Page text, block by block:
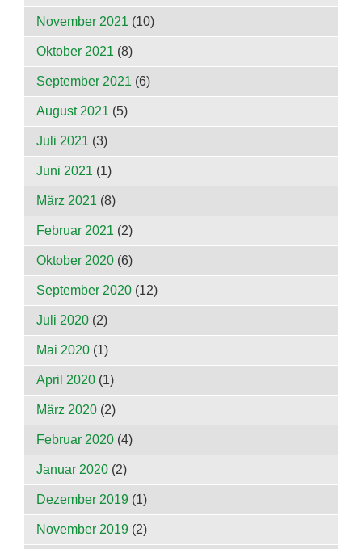
November 2021 (10)
Oktober 2021 (8)
September 2021 (6)
August 2021 (5)
Juli 2021 (3)
Juni 2021 (1)
März 2021 (8)
Februar 2021 (2)
Oktober 2020 (6)
September 2020 (12)
Juli 2020 (2)
Mai 2020 (1)
April 2020 (1)
März 2020 (2)
Februar 2020 (4)
Januar 2020 (2)
Dezember 2019 (1)
November 2019 (2)